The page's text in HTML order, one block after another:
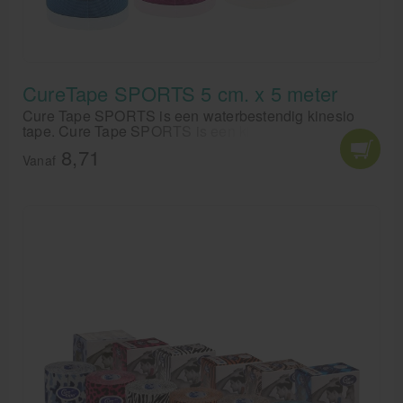
CureTape SPORTS 5 cm. x 5 meter
Cure Tape SPORTS is een waterbestendig kinesio
tape. Cure Tape SPORTS is een kinesiotape met
Viscose toplaag wat sneller droogt onder vochtige
omstandigheden. Cure Tape SPORTS heeft 25% meer
Vanaf 8,71